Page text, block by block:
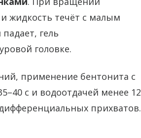
жидкость течёт с малым
гель
головке.
применение бентонита с
с и водоотдачей менее 12
прихватов.